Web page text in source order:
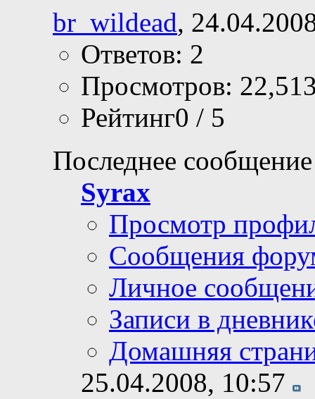
br_wildead,
Ответов: 2
Просмотров:
Рейтинг0 / 5
Последнее
Syrax
Просмотр
Сообщения
Личное
Записи в
Домашняя
25.04.2008, 10:57